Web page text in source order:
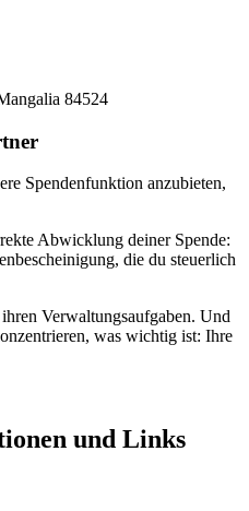
84524
Spendenfunktion anzubieten,
Abwicklung deiner Spende:
die du steuerlich
Verwaltungsaufgaben. Und
was wichtig ist: Ihre
und Links